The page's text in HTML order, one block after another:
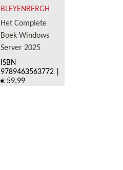
BLEYENBERGH
Het Complete
Boek Windows
Server 2025
ISBN
9789463563772|
€ 59,99